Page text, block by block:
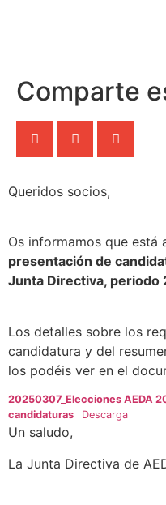
Comparte
Queridos socios,
Os informamos que
presentación de
Junta Directiva, periodo
Los detalles sobre los
candidatura y del
los podéis ver en el
20250307_Elecciones AEDA
candidaturas
Descarga
Un saludo,
La Junta Directiva de